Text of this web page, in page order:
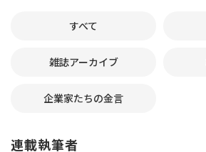
すべて
雑誌アーカイブ
企業家たちの金言
連載執筆者